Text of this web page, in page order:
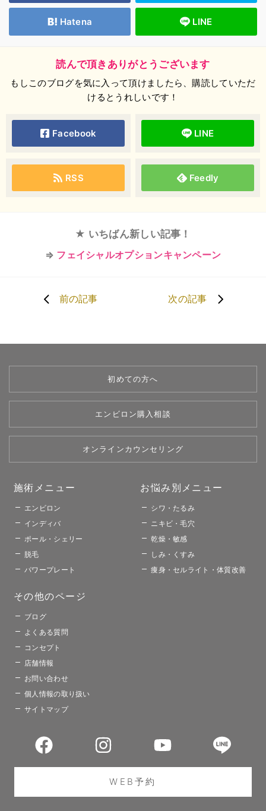
Hatena LINE
読んで頂きありがとうございます
もしこのブログを気に入って頂けましたら、購読していただ
けるとうれしいです！
Facebook LINE
RSS Feedly
★ いちばん新しい記事！
⇒ フェイシャルオプションキャンペーン
前の記事 次の記事
初めての方へ
エンビロン購入相談
オンラインカウンセリング
施術メニュー​
エンビロン
インディバ
ポール・シェリー
脱毛
パワープレート
お悩み別メニュー​​
シワ・たるみ
ニキビ・毛穴
乾燥・敏感
しみ・くすみ
痩身・セルライト・体質改善
その他のページ​
ブログ
よくある質問
コンセプト
店舗情報
お問い合わせ
個人情報の取り扱い
サイトマップ
WEB予約